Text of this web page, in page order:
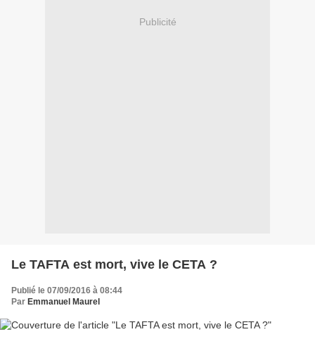
Publicité
Le TAFTA est mort, vive le CETA ?
Publié le 07/09/2016 à 08:44
Par Emmanuel Maurel